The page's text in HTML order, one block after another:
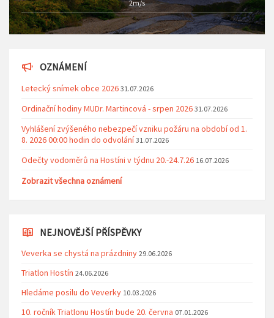
2m/s
OZNÁMENÍ
Letecký snímek obce 2026 31.07.2026
Ordinační hodiny MUDr. Martincová - srpen 2026 31.07.2026
Vyhlášení zvýšeného nebezpečí vzniku požáru na období od 1.
8. 2026 00:00 hodin do odvolání 31.07.2026
Odečty vodoměrů na Hostíni v týdnu 20.-24.7.26 16.07.2026
Zobrazit všechna oznámení
NEJNOVĚJŠÍ PŘÍSPĚVKY
Veverka se chystá na prázdniny 29.06.2026
Triatlon Hostín 24.06.2026
Hledáme posilu do Veverky 10.03.2026
10. ročník Triatlonu Hostín bude 20. června 07.01.2026